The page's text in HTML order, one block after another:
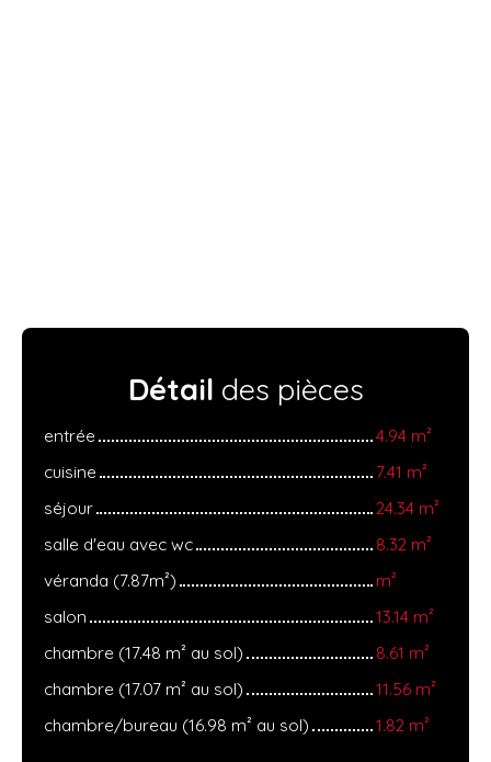
Détail des pièces
entrée
4.94 m²
cuisine
7.41 m²
séjour
24.34 m²
salle d'eau avec wc
8.32 m²
véranda (7.87m²)
m²
salon
13.14 m²
chambre (17.48 m² au sol)
8.61 m²
chambre (17.07 m² au sol)
11.56 m²
chambre/bureau (16.98 m² au sol)
1.82 m²